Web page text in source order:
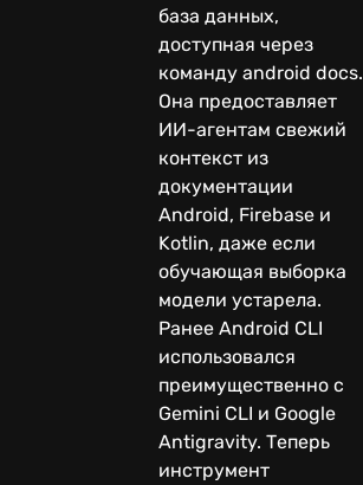
база данных,
доступная через
команду android docs.
Она предоставляет
ИИ-агентам свежий
контекст из
документации
Android, Firebase и
Kotlin, даже если
обучающая выборка
модели устарела.
Ранее Android CLI
использовался
преимущественно с
Gemini CLI и Google
Antigravity. Теперь
инструмент